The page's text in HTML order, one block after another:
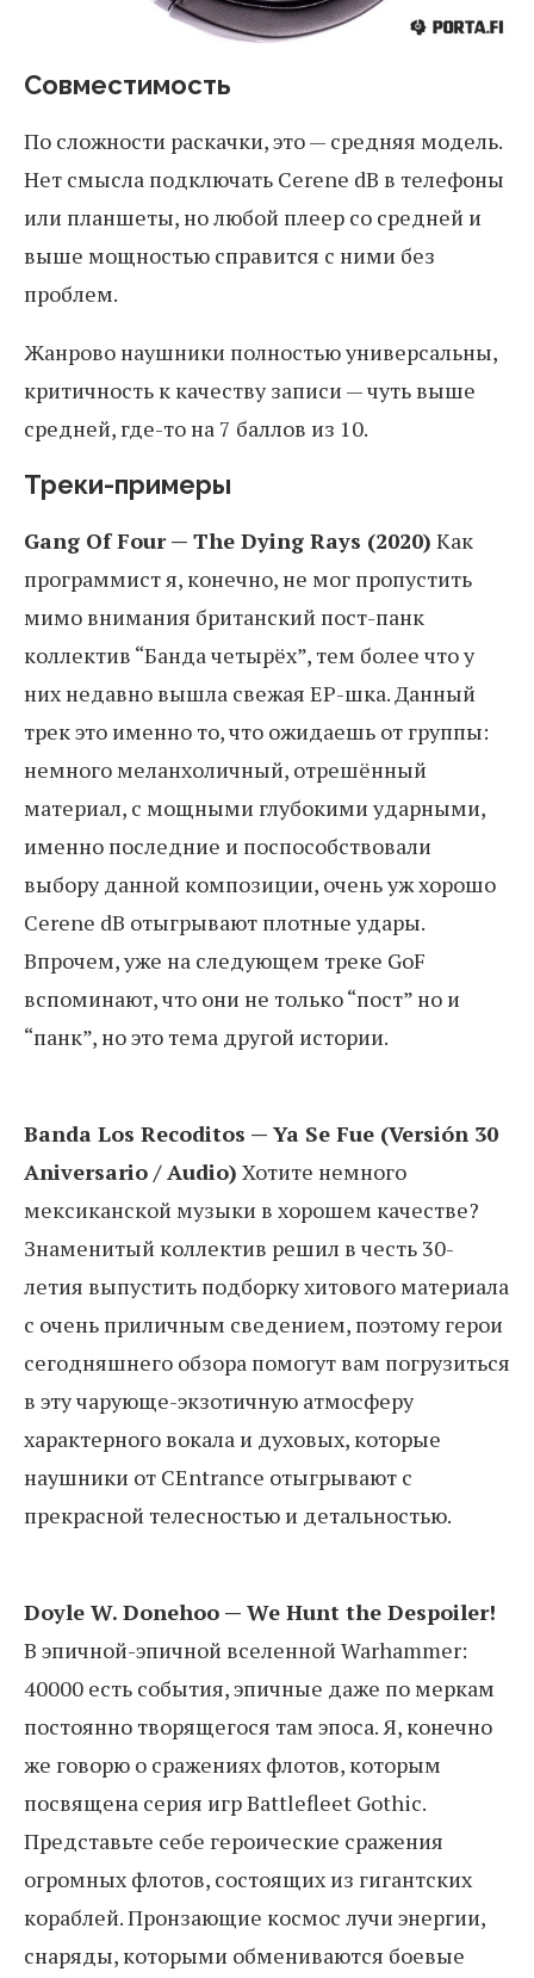
Совместимость
По сложности раскачки, это — средняя модель.
Нет смысла подключать Cerene dB в телефоны
или планшеты, но любой плеер со средней и
выше мощностью справится с ними без
проблем.
Жанрово наушники полностью универсальны,
критичность к качеству записи — чуть выше
средней, где-то на 7 баллов из 10.
Треки-примеры
Gang Of Four — The Dying Rays (2020) Как
программист я, конечно, не мог пропустить
мимо внимания британский пост-панк
коллектив “Банда четырёх”, тем более что у
них недавно вышла свежая EP-шка. Данный
трек это именно то, что ожидаешь от группы:
немного меланхоличный, отрешённый
материал, с мощными глубокими ударными,
именно последние и поспособствовали
выбору данной композиции, очень уж хорошо
Cerene dB отыгрывают плотные удары.
Впрочем, уже на следующем треке GoF
вспоминают, что они не только “пост” но и
“панк”, но это тема другой истории.
Banda Los Recoditos — Ya Se Fue (Versión 30
Aniversario / Audio) Хотите немного
мексиканской музыки в хорошем качестве?
Знаменитый коллектив решил в честь 30-
летия выпустить подборку хитового материала
с очень приличным сведением, поэтому герои
сегодняшнего обзора помогут вам погрузиться
в эту чарующе-экзотичную атмосферу
характерного вокала и духовых, которые
наушники от CEntrance отыгрывают с
прекрасной телесностью и детальностью.
Doyle W. Donehoo — We Hunt the Despoiler!
В эпичной-эпичной вселенной Warhammer:
40000 есть события, эпичные даже по меркам
постоянно творящегося там эпоса. Я, конечно
же говорю о сражениях флотов, которым
посвящена серия игр Battlefleet Gothic.
Представьте себе героические сражения
огромных флотов, состоящих из гигантских
кораблей. Пронзающие космос лучи энергии,
снаряды, которыми обмениваются боевые